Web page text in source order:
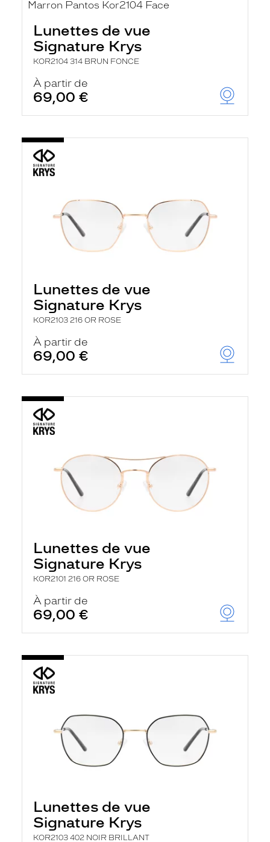
Lunettes de vue
Signature Krys
KOR2104 314 BRUN FONCE
À partir de
69,00 €
Lunettes de vue
Signature Krys
KOR2103 216 OR ROSE
À partir de
69,00 €
Lunettes de vue
Signature Krys
KOR2101 216 OR ROSE
À partir de
69,00 €
Lunettes de vue
Signature Krys
KOR2103 402 NOIR BRILLANT